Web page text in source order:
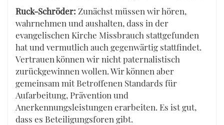
Ruck-Schröder: Zunächst müssen wir hören,
wahrnehmen und aushalten, dass in der
evangelischen Kirche Missbrauch stattgefunden
hat und vermutlich auch gegenwärtig stattfindet.
Vertrauen können wir nicht paternalistisch
zurückgewinnen wollen. Wir können aber
gemeinsam mit Betroffenen Standards für
Aufarbeitung, Prävention und
Anerkennungsleistungen erarbeiten. Es ist gut,
dass es Beteiligungsforen gibt.